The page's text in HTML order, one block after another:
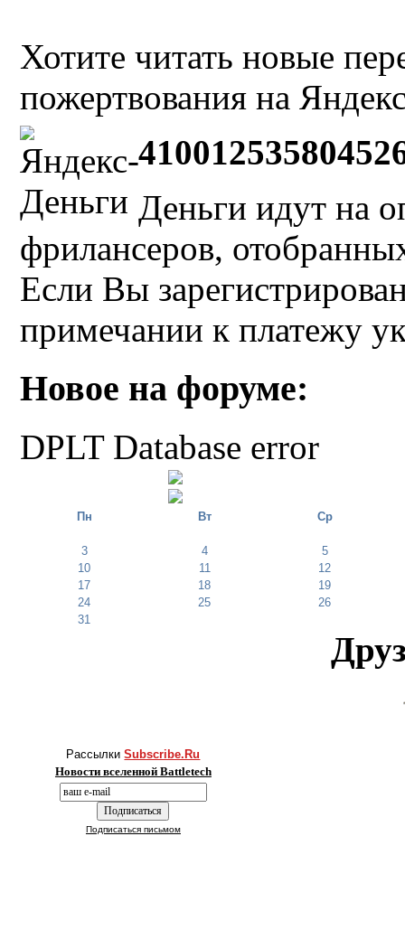
Хотите читать новые
пожертвования на
Деньги идут на
фрилансеров,
Если Вы
примечании к платежу
Новое на форуме:
DPLT Database error
Пн Вт Ср
3 4
5
10
11
12
17
18
19
24
25
26
31
РассылкиSubscribe.Ru
Новости вселенной Battletech
Подписаться письмом